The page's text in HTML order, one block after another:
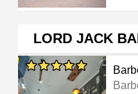
LORD JACK